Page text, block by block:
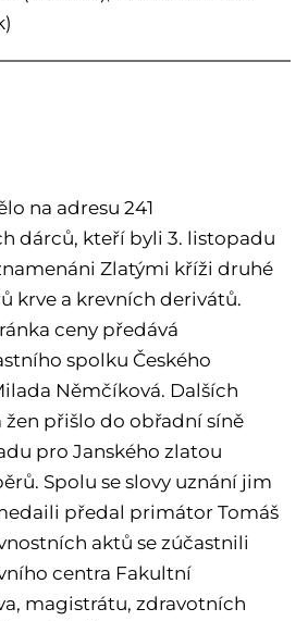
na adresu 241
dárců, kteří byli 3. listopadu
Zlatými kříži druhé
krve a krevních derivátů.
ceny předává
spolku Českého
Němčíková. Dalších
přišlo do obřadní síně
pro Janského zlatou
Spolu se slovy uznání jim
předal primátor Tomáš
aktů se zúčastnili
centra Fakultní
magistrátu, zdravotních